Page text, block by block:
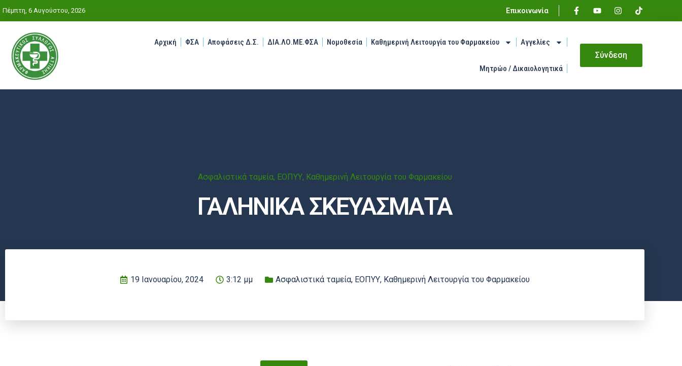
Πέμπτη, 6 Αυγούστου, 2026 Επικοινωνία
Αρχική ΦΣΑ Αποφάσεις Δ.Σ. ΔΙΑ.ΛΟ.ΜΕ.ΦΣΑ Νομοθεσία Καθημερινή Λειτουργία του Φαρμακείου Αγγελίες
Μητρώο / Δικαιολογητικά
Σύνδεση
Ασφαλιστικά ταμεία, ΕΟΠΥΥ, Καθημερινή Λειτουργία του Φαρμακείου
ΓΑΛΗΝΙΚΑ ΣΚΕΥΑΣΜΑΤΑ
19 Ιανουαρίου, 2024 3:12 μμ Ασφαλιστικά ταμεία, ΕΟΠΥΥ, Καθημερινή Λειτουργία του Φαρμακείου